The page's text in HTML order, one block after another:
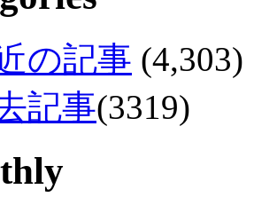
の記事 (4,303)
記事(3319)